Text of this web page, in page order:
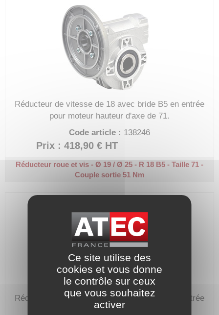
Réducteur de vitesse de 18 avec bride B5 en entrée
pour moteur hauteur d'axe de 71.
Code article : 138246
Prix : 418,90 € HT
Réducteur roue et vis - Ø 19 / Ø 25 - R 18 B5 - Taille 71 -
Couple sortie 51 Nm
Réducteur de vitesse de 18 avec bride B5 en entrée
pour moteur hauteur d'axe de 80/90.
Ce site utilise des
cookies et vous donne
le contrôle sur ceux
que vous souhaitez
activer